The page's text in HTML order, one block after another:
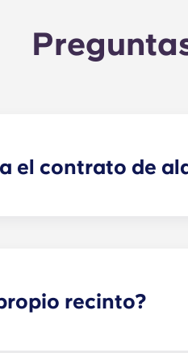
el contrato de
recinto?